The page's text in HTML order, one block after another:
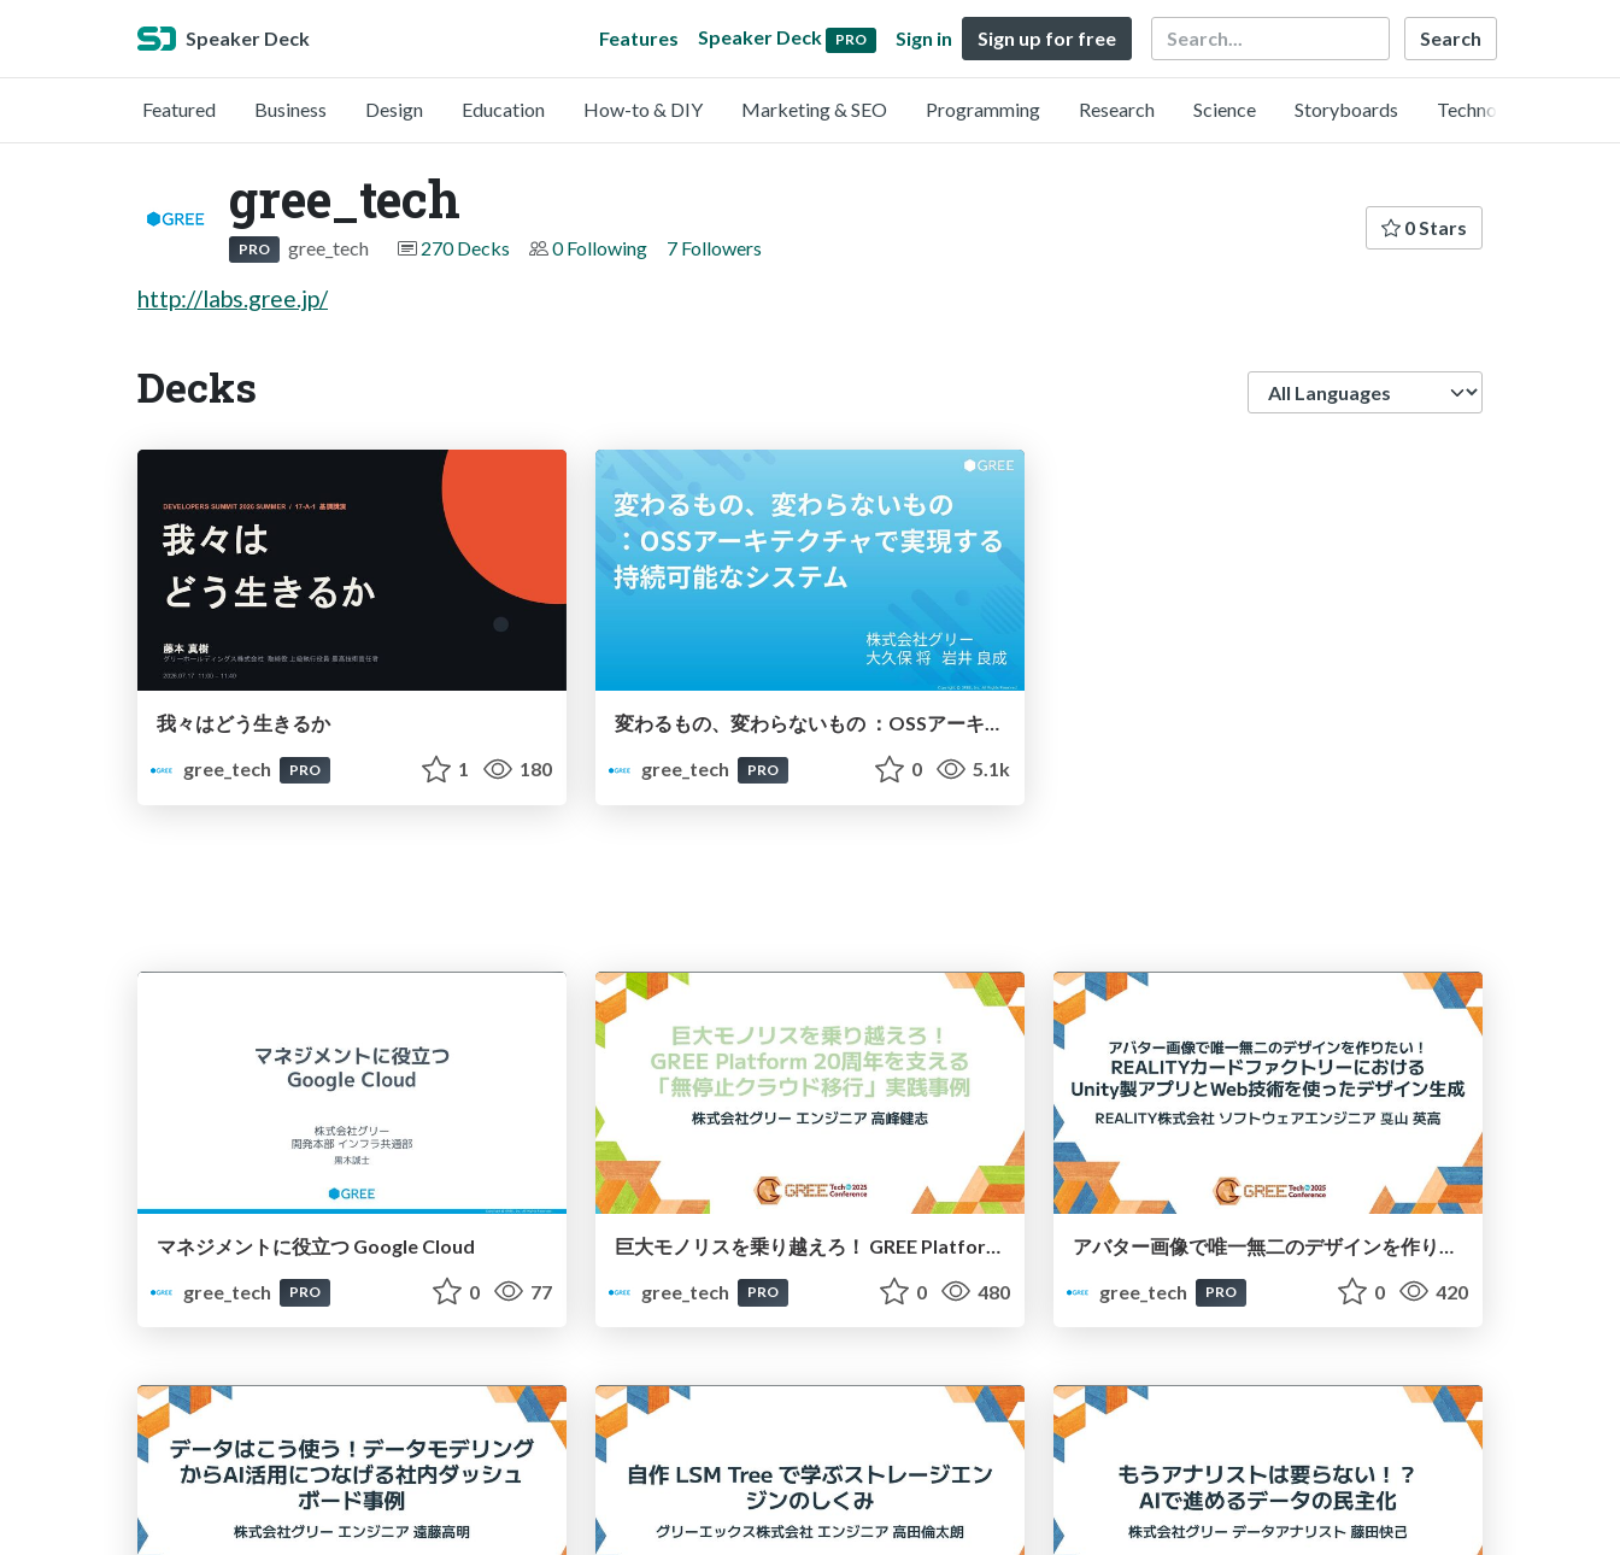
Speaker Deck Features Speaker Deck PRO Sign in Sign up for free Search
Featured Business Design Education How-to & DIY Marketing & SEO Programming Research Science Storyboards Technology
gree_tech
PRO gree_tech 270 Decks 0 Following 7 Followers
0 Stars
http://labs.gree.jp/
Decks
我々はどう生きるか
gree_tech
PRO 1 180
変わるもの、変わらないもの ：OSSアーキテクチャで実現する持続可能なシステム
gree_tech
PRO 0 5.1k
マネジメントに役立つ Google Cloud
gree_tech
PRO 0 77
gree_tech
PRO 0 480
gree_tech
PRO 0 420